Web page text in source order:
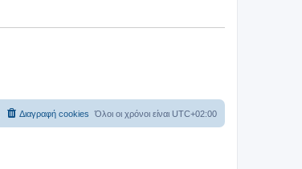
Όλοι οι χρόνοι είναι UTC+02:00
Διαγραφή cookies